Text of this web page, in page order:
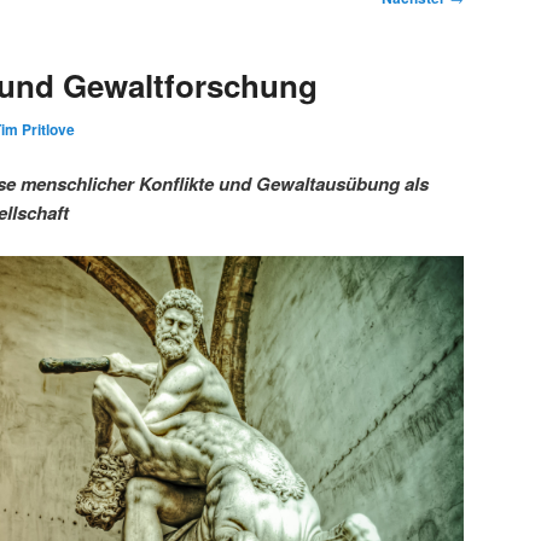
Gewaltforschung
Pritlove
menschlicher Konflikte und Gewaltausübung als